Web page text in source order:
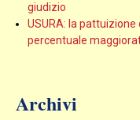
giudizio
USURA: la
percentuale
Archivi